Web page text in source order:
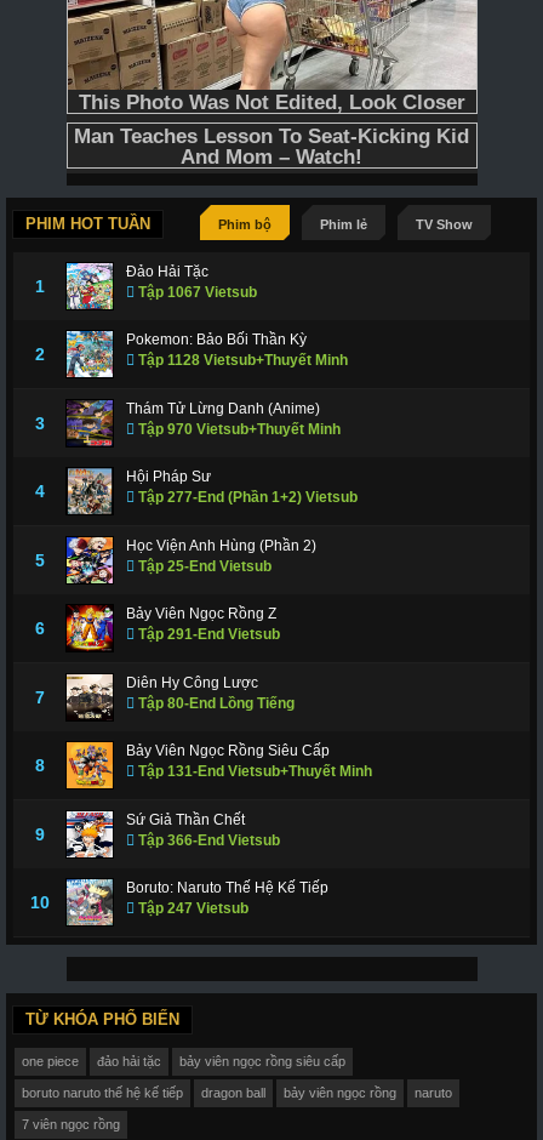
PHIM HOT TUẦN Phim bộ Phim lẻ TV Show
1
Đảo Hải Tặc
Tập 1067 Vietsub
2
Pokemon: Bảo Bối Thần Kỳ
Tập 1128 Vietsub+Thuyết Minh
3
Thám Tử Lừng Danh (Anime)
Tập 970 Vietsub+Thuyết Minh
4
Hội Pháp Sư
Tập 277-End (Phần 1+2) Vietsub
5
Học Viện Anh Hùng (Phần 2)
Tập 25-End Vietsub
6
Bảy Viên Ngọc Rồng Z
Tập 291-End Vietsub
7
Diên Hy Công Lược
Tập 80-End Lồng Tiếng
8
Bảy Viên Ngọc Rồng Siêu Cấp
Tập 131-End Vietsub+Thuyết Minh
9
Sứ Giả Thần Chết
Tập 366-End Vietsub
10
Boruto: Naruto Thế Hệ Kế Tiếp
Tập 247 Vietsub
TỪ KHÓA PHỔ BIẾN
one piece đảo hải tặc bảy viên ngọc rồng siêu cấp
boruto naruto thế hệ kế tiếp dragon ball bảy viên ngọc rồng naruto
7 viên ngọc rồng